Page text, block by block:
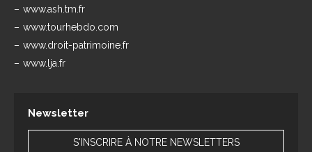
www.ash.tm.fr
www.tourhebdo.com
www.droit-patrimoine.fr
www.lja.fr
Newsletter
S'INSCRIRE À NOTRE NEWSLETTERS